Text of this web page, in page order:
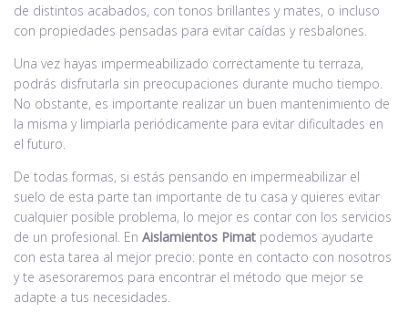
de distintos acabados, con tonos brillantes y mates, o incluso
con propiedades pensadas para evitar caídas y resbalones.
Una vez hayas impermeabilizado correctamente tu terraza,
podrás disfrutarla sin preocupaciones durante mucho tiempo.
No obstante, es importante realizar un buen mantenimiento de
la misma y limpiarla periódicamente para evitar dificultades en
el futuro.
De todas formas, si estás pensando en impermeabilizar el
suelo de esta parte tan importante de tu casa y quieres evitar
cualquier posible problema, lo mejor es contar con los servicios
de un profesional. En Aislamientos Pimat podemos ayudarte
con esta tarea al mejor precio: ponte en contacto con nosotros
y te asesoraremos para encontrar el método que mejor se
adapte a tus necesidades.